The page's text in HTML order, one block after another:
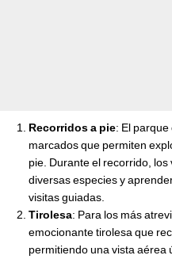
Recorridos a pie: El
marcados que permiten
pie. Durante el recorrido,
diversas especies y
visitas guiadas.
Tirolesa: Para los más
emocionante tirolesa que
permitiendo una vista aérea